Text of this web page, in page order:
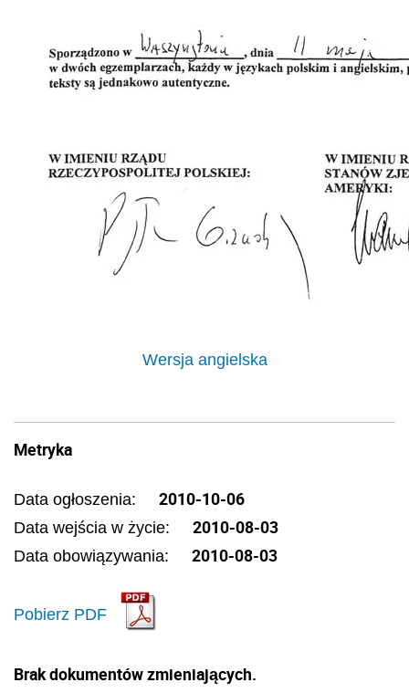
Wersja angielska
Metryka
Data ogłoszenia: 2010-10-06
Data wejścia w życie: 2010-08-03
Data obowiązywania: 2010-08-03
Pobierz PDF
Brak dokumentów zmieniających.